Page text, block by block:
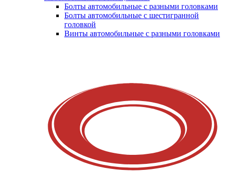
Болты автомобильные с разными головками
Болты автомобильные с шестигранной
головкой
Винты автомобильные с разными головками